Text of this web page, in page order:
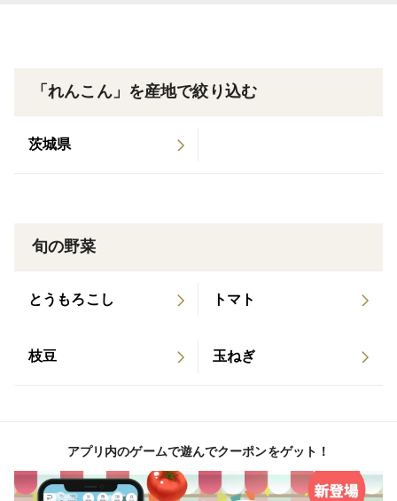
石川県・能登の神子原地区で受け継がれてきた貴重な在
在来種れんこんは、中国種と比べて色が茶色く細長いの
そして地下10~20cmと浅いところにできる中国種とは違
そのため栽培や収穫に大変手間がかかり、在来種れんこ
ぷりの土壌の地下深くでじっくり育ち、繊維が細かく
もっちりした食感を持つようになります。
「れんこん」を産地で絞り込む
茨城県
旬の野菜
とうもろこし トマト
枝豆 玉ねぎ
アプリ内のゲームで遊んでクーポンをゲット！